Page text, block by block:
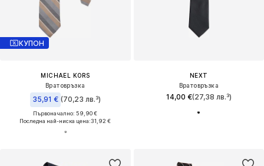
КУПОН
MICHAEL KORS
Вратовръзка
35,91 € (70,23 лв.³)
Първоначално: 59,90 €
Последна най-ниска цена:31,92 €
NEXT
Вратовръзка
14,00 €(27,38 лв.³)